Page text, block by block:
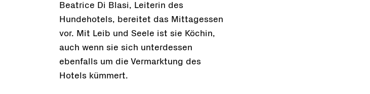
Beatrice Di Blasi, Leiterin des
Hundehotels, bereitet das Mittagessen
vor. Mit Leib und Seele ist sie Köchin,
auch wenn sie sich unterdessen
ebenfalls um die Vermarktung des
Hotels kümmert.